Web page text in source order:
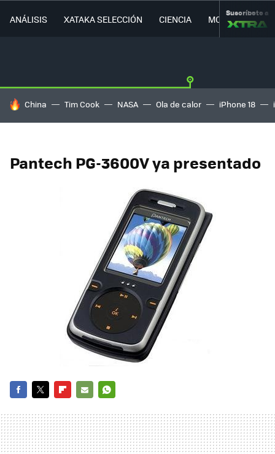
ANÁLISIS XATAKA SELECCIÓN CIENCIA MOVILIDAD
Suscríbete a
HOY SE HABLA DE
China Tim Cook NASA Ola de calor iPhone 18
Pantech PG-3600V ya presentado
MAIL